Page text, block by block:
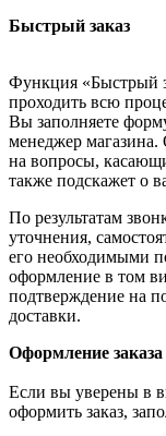
Быстрый заказ
Функция «Быстрый
проходить всю
Вы заполняете
менеджер магазина.
на вопросы,
также подскажет о
По результатам
уточнения,
его необходимыми
оформление в том
подтверждение на
доставки.
Оформление
Если вы уверены в
оформить заказ,